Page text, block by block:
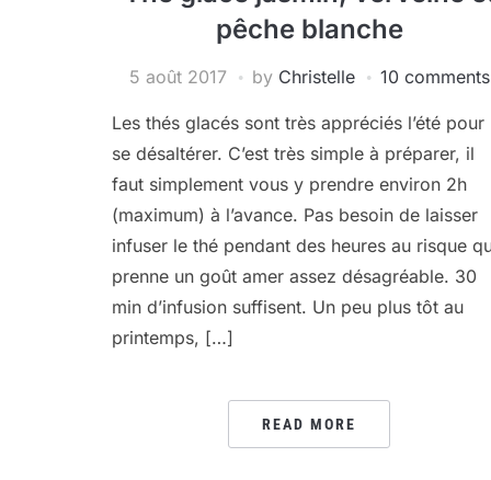
pêche blanche
5 août 2017 by Christelle 10 comments
Les thés glacés sont très appréciés l’été pour
se désaltérer. C’est très simple à préparer, il
faut simplement vous y prendre environ 2h
(maximum) à l’avance. Pas besoin de laisser
infuser le thé pendant des heures au risque
prenne un goût amer assez désagréable. 30
min d’infusion suffisent. Un peu plus tôt au
printemps, […]
READ MORE